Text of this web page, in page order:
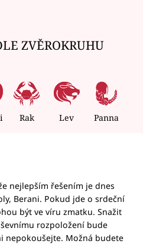
ZVĚROKRUHU
Rak Lev Panna
nejlepším řešením je dnes
Berani. Pokud jde o srdeční
být ve víru zmatku. Snažit
rozpoložení bude
nepokoušejte. Možná budete